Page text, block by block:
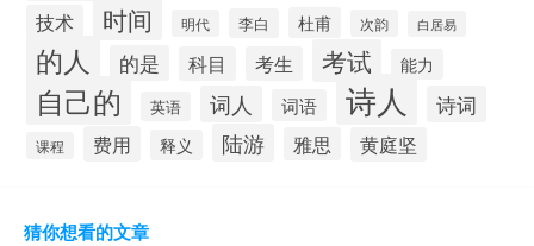
技术 时间 明代 李白 杜甫 次韵 白居易
的人 的是 科目 考生 考试 能力
自己的 英语 词人 词语 诗人 诗词
课程 费用 释义 陆游 雅思 黄庭坚
猜你想看的文章